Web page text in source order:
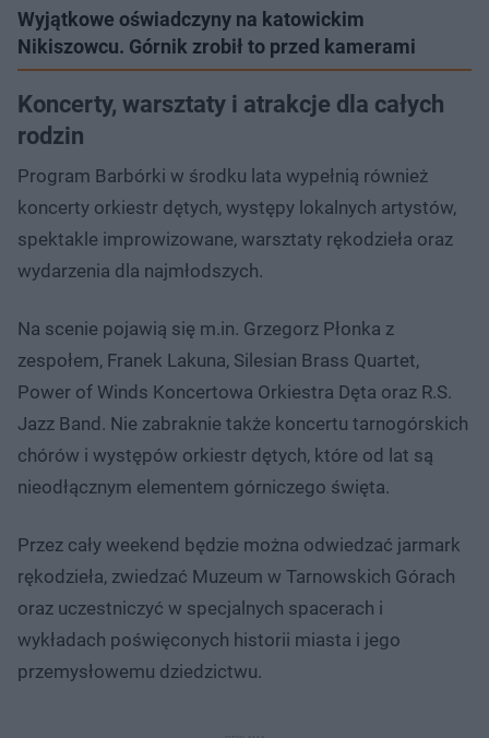
Wyjątkowe oświadczyny na katowickim
Nikiszowcu. Górnik zrobił to przed kamerami
Koncerty, warsztaty i atrakcje dla całych
rodzin
Program Barbórki w środku lata wypełnią również
koncerty orkiestr dętych, występy lokalnych artystów,
spektakle improwizowane, warsztaty rękodzieła oraz
wydarzenia dla najmłodszych.
Na scenie pojawią się m.in. Grzegorz Płonka z
zespołem, Franek Lakuna, Silesian Brass Quartet,
Power of Winds Koncertowa Orkiestra Dęta oraz R.S.
Jazz Band. Nie zabraknie także koncertu tarnogórskich
chórów i występów orkiestr dętych, które od lat są
nieodłącznym elementem górniczego święta.
Przez cały weekend będzie można odwiedzać jarmark
rękodzieła, zwiedzać Muzeum w Tarnowskich Górach
oraz uczestniczyć w specjalnych spacerach i
wykładach poświęconych historii miasta i jego
przemysłowemu dziedzictwu.